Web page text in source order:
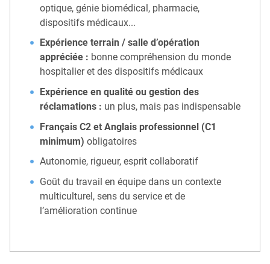
optique, génie biomédical, pharmacie,
dispositifs médicaux...
Expérience terrain / salle d’opération
appréciée : bonne compréhension du monde
hospitalier et des dispositifs médicaux
Expérience en qualité ou gestion des
réclamations : un plus, mais pas indispensable
Français C2 et Anglais professionnel (C1
minimum) obligatoires
Autonomie, rigueur, esprit collaboratif
Goût du travail en équipe dans un contexte
multiculturel, sens du service et de
l’amélioration continue